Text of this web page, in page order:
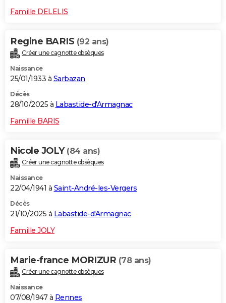
Famille DELELIS
Regine BARIS (92 ans)
Créer une cagnotte obsèques
Naissance
25/01/1933 à Sarbazan
Décès
28/10/2025 à Labastide-d'Armagnac
Famille BARIS
Nicole JOLY (84 ans)
Créer une cagnotte obsèques
Naissance
22/04/1941 à Saint-André-les-Vergers
Décès
21/10/2025 à Labastide-d'Armagnac
Famille JOLY
Marie-france MORIZUR (78 ans)
Créer une cagnotte obsèques
Naissance
07/08/1947 à Rennes